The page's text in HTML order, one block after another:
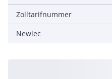
Zolltarifnummer
Newlec